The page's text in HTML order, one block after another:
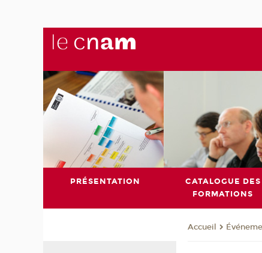
PRÉSENTATION
CATALOGUE DES
FORMATIONS
Accueil